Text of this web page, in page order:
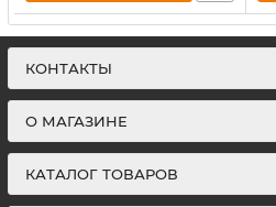
КОНТАКТЫ
О МАГАЗИНЕ
КАТАЛОГ ТОВАРОВ